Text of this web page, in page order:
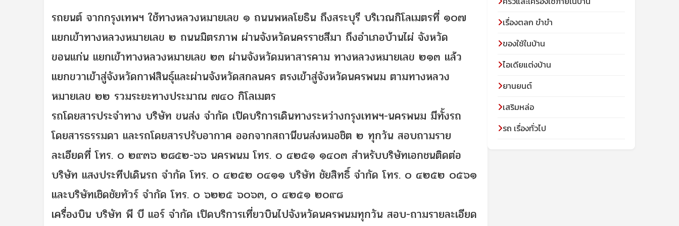
รถยนต์ จากกรุงเทพฯ ใช้ทางหลวงหมายเลข ๑ ถนนพหลโยธิน ถึงสระบุรี บริเวณกิโลเมตรที่ ๑๐๗
แยกเข้าทางหลวงหมายเลข ๒ ถนนมิตรภาพ ผ่านจังหวัดนครราชสีมา ถึงอำเภอบ้านไผ่ จังหวัด
ขอนแก่น แยกเข้าทางหลวงหมายเลข ๒๓ ผ่านจังหวัดมหาสารคาม ทางหลวงหมายเลข ๒๑๓ แล้ว
แยกขวาเข้าสู่จังหวัดกาฬสินธุ์และผ่านจังหวัดสกลนคร ตรงเข้าสู่จังหวัดนครพนม ตามทางหลวง
หมายเลข ๒๒ รวมระยะทางประมาณ ๗๔๐ กิโลเมตร
รถโดยสารประจำทาง บริษัท ขนส่ง จำกัด เปิดบริการเดินทางระหว่างกรุงเทพฯ-นครพนม มีทั้งรถ
โดยสารธรรมดา และรถโดยสารปรับอากาศ ออกจากสถานีขนส่งหมอชิต ๒ ทุกวัน สอบถามราย
ละเอียดที่ โทร. ๐ ๒๙๓๖ ๒๘๕๒-๖๖ นครพนม โทร. ๐ ๔๒๕๑ ๑๔๐๓ สำหรับบริษัทเอกชนติดต่อ
บริษัท แสงประทีปเดินรถ จำกัด โทร. ๐ ๔๒๕๒ ๐๔๑๑ บริษัท ชัยสิทธิ์ จำกัด โทร. ๐ ๔๒๕๒ ๐๕๖๑
และบริษัทเชิดชัยทัวร์ จำกัด โทร. ๐ ๖๒๒๕ ๖๐๖๓, ๐ ๔๒๕๑ ๒๐๙๘
เครื่องบิน บริษัท พี บี แอร์ จำกัด เปิดบริการเที่ยวบินไปจังหวัดนครพนมทุกวัน สอบ-ถามรายละเอียด
เรื่องตลก ขำขำ
ของใช้ในบ้าน
ไอเดียแต่งบ้าน
ยานยนต์
เสริมหล่อ
รถ เรื่องทั่วไป